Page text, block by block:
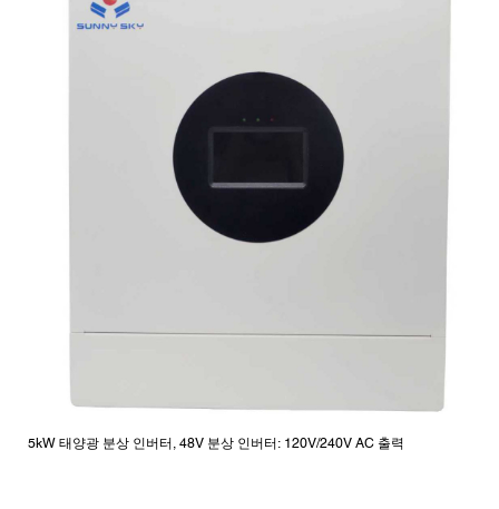
5kW 태양광 분상 인버터, 48V 분상 인버터: 120V/240V AC 출력